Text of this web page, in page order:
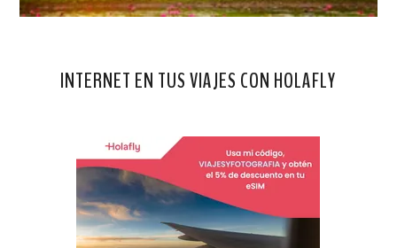
INTERNET EN TUS VIAJES CON HOLAFLY